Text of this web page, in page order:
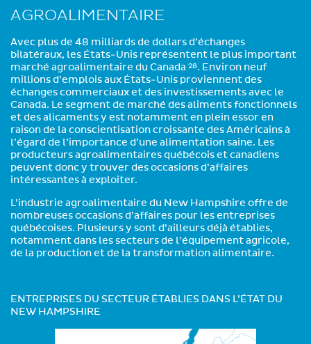
AGROALIMENTAIRE
Avec plus de 48 milliards de dollars d’échanges
bilatéraux, les États-Unis représentent le plus important
marché agroalimentaire du Canada 28. Environ neuf
millions d’emplois aux États-Unis proviennent des
échanges commerciaux et des investissements avec le
Canada. Le segment de marché des aliments fonctionnels
et des alicaments y est notamment en plein essor en
raison de la conscientisation croissante des Américains à
l’égard de l’importance d’une alimentation saine. Les
producteurs agroalimentaires québécois et canadiens
peuvent donc y trouver des occasions d’affaires
intéressantes à exploiter.
L’industrie agroalimentaire du New Hampshire offre de
nombreuses occasions d’affaires pour les entreprises
québécoises. Plusieurs y sont d’ailleurs déjà établies,
notamment dans les secteurs de l’équipement agricole,
de la production et de la transformation alimentaire.
ENTREPRISES DU SECTEUR ÉTABLIES DANS L’ÉTAT DU
NEW HAMPSHIRE